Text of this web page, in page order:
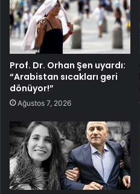
Prof. Dr. Orhan Şen uyardı:
“Arabistan sıcakları geri
dönüyor!”
Ağustos 7, 2026